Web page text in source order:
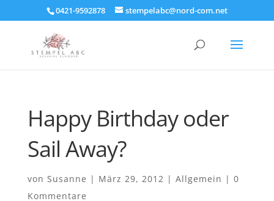
0421-9592878 stempelabc@nord-com.net
Happy Birthday oder
Sail Away?
von Susanne | März 29, 2012 | Allgemein | 0
Kommentare